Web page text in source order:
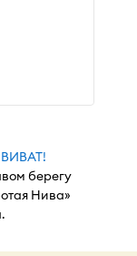
ВИВАТ!
берегу
Нива»